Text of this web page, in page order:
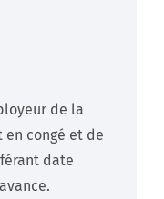
de la
congé et de
date